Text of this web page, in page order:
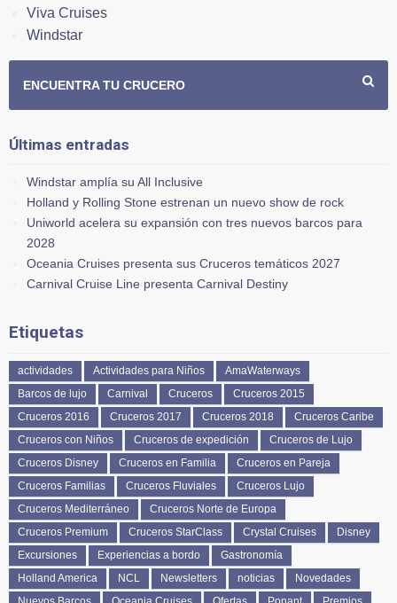
Viva Cruises
Windstar
ENCUENTRA TU CRUCERO
Últimas entradas
Windstar amplía su All Inclusive
Holland y Rolling Stone estrenan un nuevo show de rock
Uniworld acelera su expansión con tres nuevos barcos para
2028
Oceania Cruises presenta sus Cruceros temáticos 2027
Carnival Cruise Line presenta Carnival Destiny
Etiquetas
actividades Actividades para Niños
AmaWaterways
Barcos de lujo
Carnival Cruceros
Cruceros 2015
Cruceros 2016
Cruceros 2017 Cruceros 2018
Cruceros Caribe
Cruceros con Niños
Cruceros de expedición
Cruceros de Lujo
Cruceros Disney
Cruceros en Familia
Cruceros en Pareja
Cruceros Familias
Cruceros Fluviales
Cruceros Lujo
Cruceros Mediterráneo
Cruceros Norte de Europa
Cruceros Premium
Cruceros StarClass Crystal Cruises
Disney
Excursiones
Experiencias a bordo
Gastronomía
Holland America
NCL Newsletters noticias
Novedades